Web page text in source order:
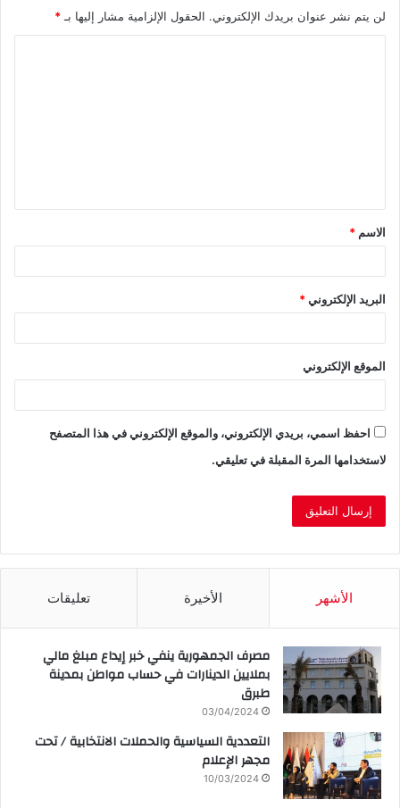
لن يتم نشر عنوان بريدك الإلكتروني. الحقول الإلزامية مشار إليها بـ *
ق
*
الاسم *
البريد الإلكتروني*
الموقع الإلكتروني
احفظ اسمي، بريدي الإلكتروني، والموقع الإلكتروني في هذا المتصفح
لاستخدامها المرة المقبلة في تعليقي.
الأشهر الأخيرة تعليقات
مصرف الجمهورية ينفي خبر إيداع مبلغ مالي
بملايين الدينارات في حساب مواطن بمدينة
طبرق
03/04/2024
التعددية السياسية والحملات الانتخابية / تحت
مجهر الإعلام
10/03/2024